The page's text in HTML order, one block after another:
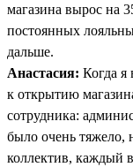
магазина вырос на
постоянных
дальше.
Анастасия: Когда я
к открытию
сотрудника:
было очень тяжело,
коллектив, каждый